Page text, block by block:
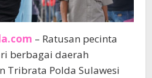
– Ratusan pecinta
berbagai daerah
Tribrata Polda Sulawesi